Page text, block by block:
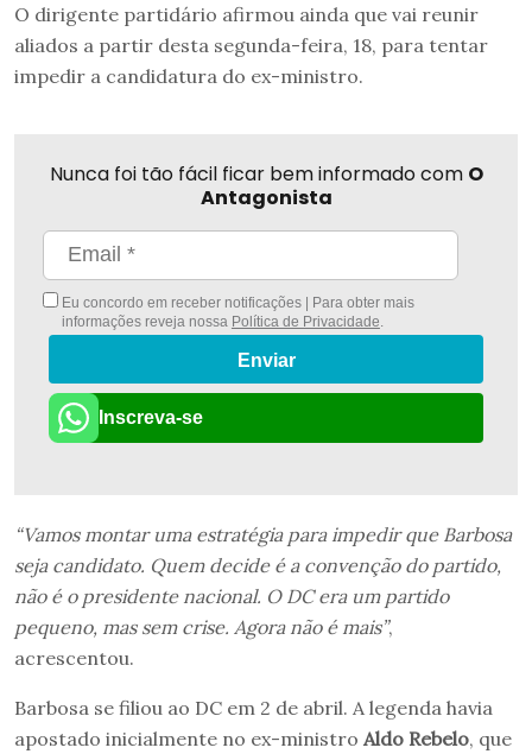
O dirigente partidário afirmou ainda que vai reunir
aliados a partir desta segunda-feira, 18, para tentar
impedir a candidatura do ex-ministro.
Nunca foi tão fácil ficar bem informado com O
Antagonista
Eu concordo em receber notificações | Para obter mais
informações reveja nossa Política de Privacidade.
Enviar
Inscreva-se
“Vamos montar uma estratégia para impedir que Barbosa
seja candidato. Quem decide é a convenção do partido,
não é o presidente nacional. O DC era um partido
pequeno, mas sem crise. Agora não é mais”,
acrescentou.
Barbosa se filiou ao DC em 2 de abril. A legenda havia
apostado inicialmente no ex-ministro Aldo Rebelo, que